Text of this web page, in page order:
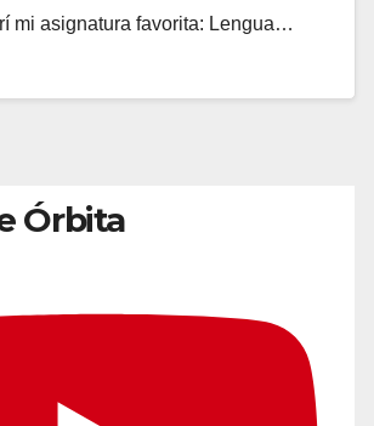
mi asignatura favorita: Lengua…
Órbita